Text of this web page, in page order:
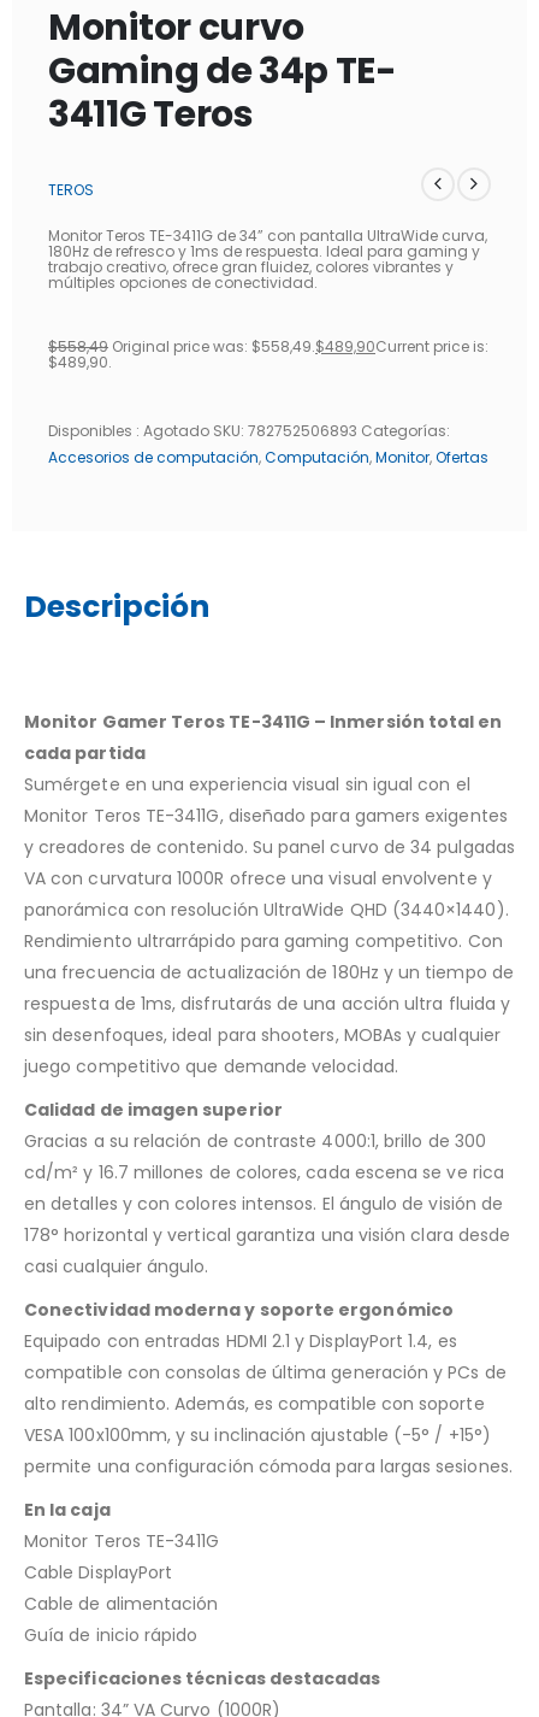
Monitor curvo
Gaming de 34p TE-
3411G Teros
TEROS
Monitor Teros TE-3411G de 34” con pantalla UltraWide curva,
180Hz de refresco y 1ms de respuesta. Ideal para gaming y
trabajo creativo, ofrece gran fluidez, colores vibrantes y
múltiples opciones de conectividad.
$558,49 Original price was: $558,49.$489,90Current price is:
$489,90.
Disponibles : Agotado SKU: 782752506893 Categorías:
Accesorios de computación,Computación,Monitor,Ofertas
Descripción
Monitor Gamer Teros TE-3411G – Inmersión total en
cada partida
Sumérgete en una experiencia visual sin igual con el
Monitor Teros TE-3411G, diseñado para gamers exigentes
y creadores de contenido. Su panel curvo de 34 pulgadas
VA con curvatura 1000R ofrece una visual envolvente y
panorámica con resolución UltraWide QHD (3440×1440).
Rendimiento ultrarrápido para gaming competitivo. Con
una frecuencia de actualización de 180Hz y un tiempo de
respuesta de 1ms, disfrutarás de una acción ultra fluida y
sin desenfoques, ideal para shooters, MOBAs y cualquier
juego competitivo que demande velocidad.
Calidad de imagen superior
Gracias a su relación de contraste 4000:1, brillo de 300
cd/m² y 16.7 millones de colores, cada escena se ve rica
en detalles y con colores intensos. El ángulo de visión de
178° horizontal y vertical garantiza una visión clara desde
casi cualquier ángulo.
Conectividad moderna y soporte ergonómico
Equipado con entradas HDMI 2.1 y DisplayPort 1.4, es
compatible con consolas de última generación y PCs de
alto rendimiento. Además, es compatible con soporte
VESA 100x100mm, y su inclinación ajustable (-5° / +15°)
permite una configuración cómoda para largas sesiones.
En la caja
Monitor Teros TE-3411G
Cable DisplayPort
Cable de alimentación
Guía de inicio rápido
Especificaciones técnicas destacadas
Pantalla: 34” VA Curvo (1000R)